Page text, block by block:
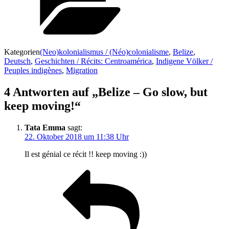
Kategorien(Neo)kolonialismus / (Néo)colonialisme, Belize,
Deutsch, Geschichten / Récits: Centroamérica, Indigene Völker /
Peuples indigènes, Migration
4 Antworten auf „Belize – Go slow, but
keep moving!“
Tata Emma sagt:
22. Oktober 2018 um 11:38 Uhr
Il est génial ce récit !! keep moving :))